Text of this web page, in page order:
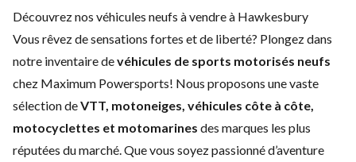
Découvrez nos véhicules neufs à vendre à Hawkesbury
Vous rêvez de sensations fortes et de liberté? Plongez dans
notre inventaire devéhicules de sports motorisés neufs
chez Maximum Powersports! Nous proposons une vaste
sélection deVTT, motoneiges, véhicules côte à côte,
motocyclettes et motomarines des marques les plus
réputées du marché. Que vous soyez passionné d’aventure